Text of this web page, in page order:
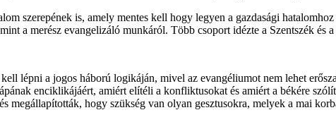
szerepének is, amely mentes kell hogy legyen a gazdasági
a merész evangelizáló munkáról. Több csoport idézte a Szentszék és
lépni a jogos háború logikáján, mivel az evangéliumot nem lehet
enciklikájáért, amiért elítéli a konfliktusokat és amiért a békére
megállapították, hogy szükség van olyan gesztusokra, melyek a mai